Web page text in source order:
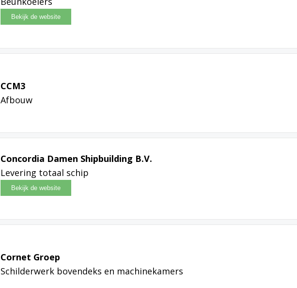
CCM3
Afbouw
Concordia Damen Shipbuilding B.V.
Levering totaal schip
Cornet Groep
Schilderwerk bovendeks en machinekamers